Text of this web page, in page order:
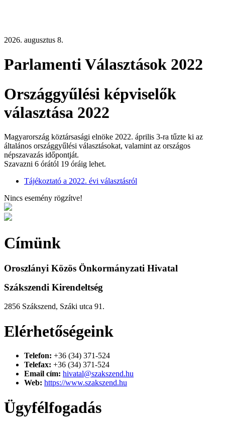
2026. augusztus 8.
Parlamenti Választások 2022
Országgyűlési képviselők
választása 2022
Magyarország köztársasági elnöke 2022. április 3-ra tűzte ki az
általános országgyűlési választásokat, valamint az országos
népszavazás időpontját.
Szavazni 6 órától 19 óráig lehet.
Tájékoztató a 2022. évi választásról
Nincs esemény rögzítve!
Címünk
Oroszlányi Közös Önkormányzati Hivatal
Szákszendi Kirendeltség
2856 Szákszend, Száki utca 91.
Elérhetőségeink
Telefon: +36 (34) 371-524
Telefax: +36 (34) 371-524
Email cím: hivatal@szakszend.hu
Web: https://www.szakszend.hu
Ügyfélfogadás